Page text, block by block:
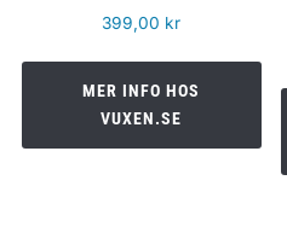
399,00 kr
MER INFO HOS
VUXEN.SE